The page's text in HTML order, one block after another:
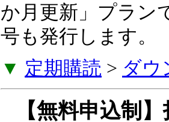
生氏が、いま注目
などを毎月解説す
に発売。「6か月
に特別レター号も
定期購読>ダウ